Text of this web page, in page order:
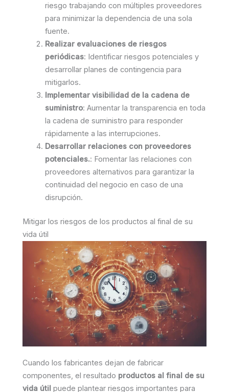
riesgo trabajando con múltiples proveedores
para minimizar la dependencia de una sola
fuente.
Realizar evaluaciones de riesgos
periódicas: Identificar riesgos potenciales y
desarrollar planes de contingencia para
mitigarlos.
Implementar visibilidad de la cadena de
suministro: Aumentar la transparencia en toda
la cadena de suministro para responder
rápidamente a las interrupciones.
Desarrollar relaciones con proveedores
potenciales.: Fomentar las relaciones con
proveedores alternativos para garantizar la
continuidad del negocio en caso de una
disrupción.
Mitigar los riesgos de los productos al final de su
vida útil
Cuando los fabricantes dejan de fabricar
componentes, el resultado productos al final de su
vida útil puede plantear riesgos importantes para